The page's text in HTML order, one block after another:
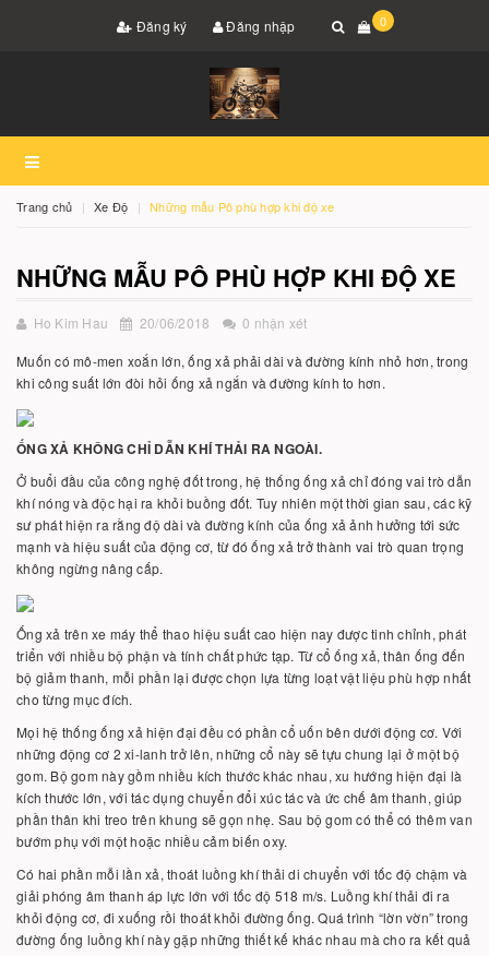
Đăng ký Đăng nhập 0
Trang chủ Xe Độ Những mẫu Pô phù hợp khi độ xe
NHỮNG MẪU PÔ PHÙ HỢP KHI ĐỘ XE
Ho Kim Hau 20/06/2018 0 nhận xét
Muốn có mô-men xoắn lớn, ống xả phải dài và đường kính nhỏ hơn, trong
khi công suất lớn đòi hỏi ống xả ngắn và đường kính to hơn.
ỐNG XẢ KHÔNG CHỈ DẪN KHÍ THẢI RA NGOÀI.
Ở buổi đầu của công nghệ đốt trong, hệ thống ống xả chỉ đóng vai trò dẫn
khí nóng và độc hại ra khỏi buồng đốt. Tuy nhiên một thời gian sau, các kỹ
sư phát hiện ra rằng độ dài và đường kính của ống xả ảnh hưởng tới sức
mạnh và hiệu suất của động cơ, từ đó ống xả trở thành vai trò quan trọng
không ngừng nâng cấp.
Ống xả trên xe máy thể thao hiệu suất cao hiện nay được tinh chỉnh, phát
triển với nhiều bộ phận và tính chất phức tạp. Từ cổ ống xả, thân ống đến
bộ giảm thanh, mỗi phần lại được chọn lựa từng loạt vật liệu phù hợp nhất
cho từng mục đích.
Mọi hệ thống ống xả hiện đại đều có phần cổ uốn bên dưới động cơ. Với
những động cơ 2 xi-lanh trở lên, những cổ này sẽ tựu chung lại ở một bộ
gom. Bộ gom này gồm nhiều kích thước khác nhau, xu hướng hiện đại là
kích thước lớn, với tác dụng chuyển đổi xúc tác và ức chế âm thanh, giúp
phần thân khi treo trên khung sẽ gọn nhẹ. Sau bộ gom có thể có thêm van
bướm phụ với một hoặc nhiều cảm biến oxy.
Có hai phần mỗi lần xả, thoát luồng khí thải di chuyển với tốc độ chậm và
giải phóng âm thanh áp lực lớn với tốc độ 518 m/s. Luồng khí thải đi ra
khỏi động cơ, đi xuống rồi thoát khỏi đường ống. Quá trình “lờn vờn” trong
đường ống luồng khí này gặp những thiết kế khác nhau mà cho ra kết quả